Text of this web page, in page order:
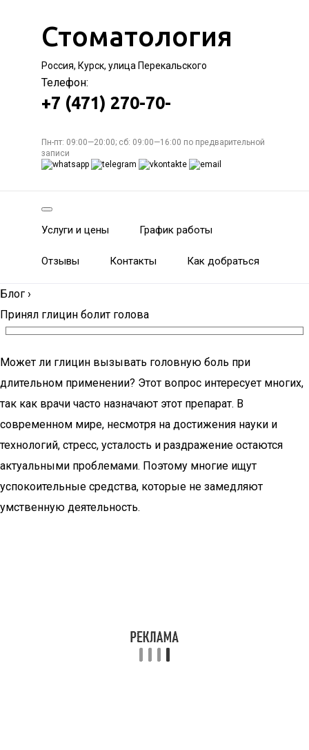
Стоматология
Россия, Курск, улица Перекальского
Телефон:
+7 (471) 270-70-
Пн-пт: 09:00—20:00; сб: 09:00—16:00 по предварительной
записи
Услуги и цены График работы
Отзывы Контакты Как добраться
Блог ›
Принял глицин болит голова
Может ли глицин вызывать головную боль при
длительном применении? Этот вопрос интересует многих,
так как врачи часто назначают этот препарат. В
современном мире, несмотря на достижения науки и
технологий, стресс, усталость и раздражение остаются
актуальными проблемами. Поэтому многие ищут
успокоительные средства, которые не замедляют
умственную деятельность.